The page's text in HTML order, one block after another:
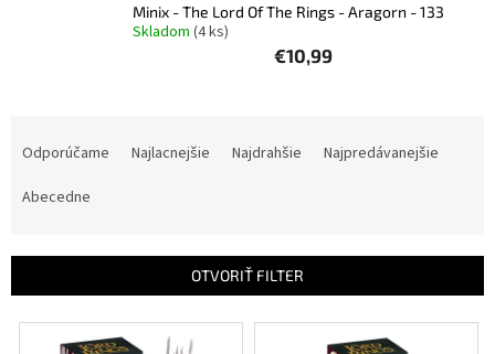
Minix - The Lord Of The Rings - Aragorn - 133
Skladom (4 ks)
€10,99
p
Odporúčame Najlacnejšie Najdrahšie
Najpredávanejšie
Abecedne
OTVORIŤ FILTER
V